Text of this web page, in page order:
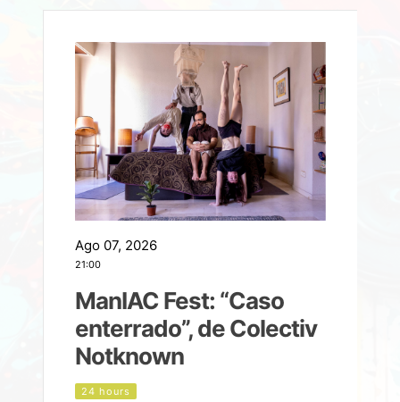
Ago 07, 2026
21:00
ManIAC Fest: “Caso
enterrado”, de Colectiv
Notknown
24 hours